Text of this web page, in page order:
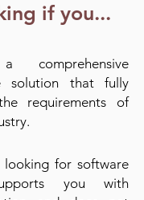
if you...
comprehensive
solution that fully
requirements of
for software
you with